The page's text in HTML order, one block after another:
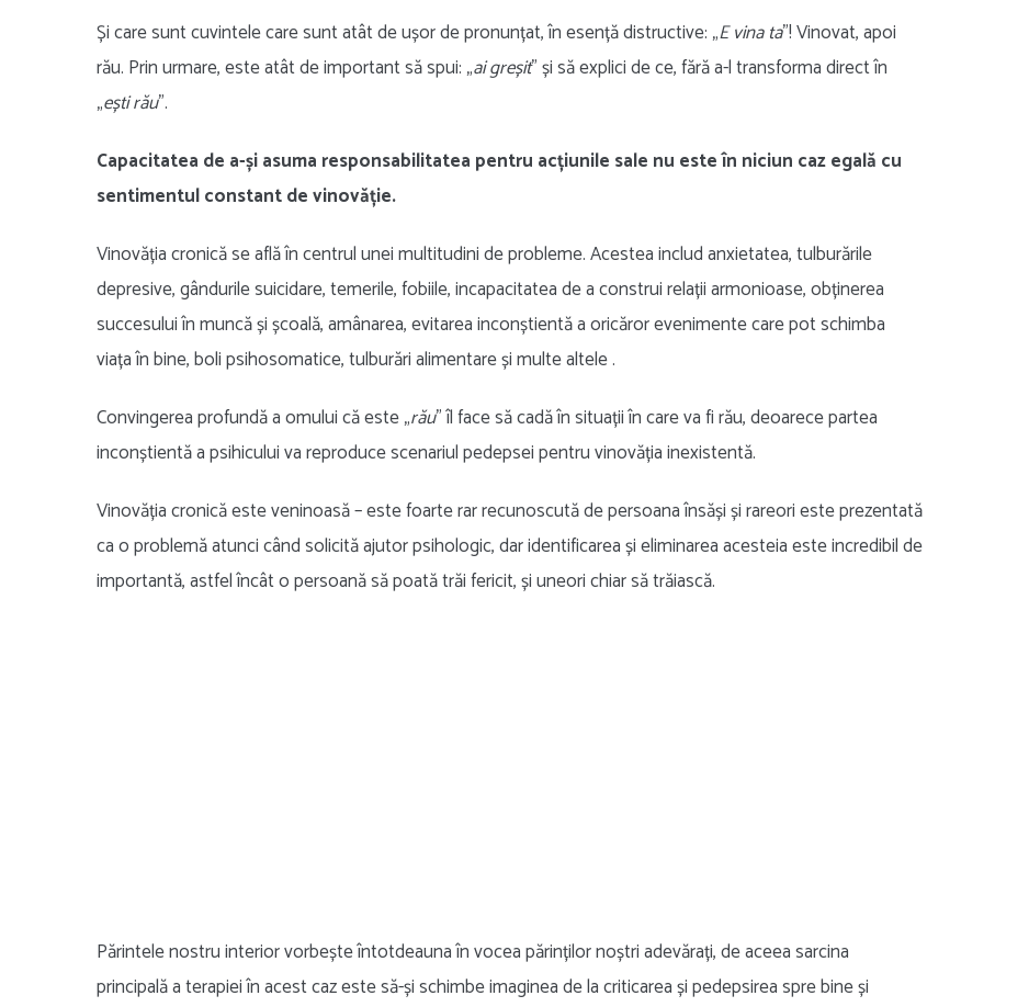
Și care sunt cuvintele care sunt atât de ușor de pronunțat, în esență distructive: „E vina ta”! Vinovat, apoi
rău. Prin urmare, este atât de important să spui: „ai greșit” și să explici de ce, fără a-l transforma direct în
„ești rău”.
Capacitatea de a-și asuma responsabilitatea pentru acțiunile sale nu este în niciun caz egală cu
sentimentul constant de vinovăție.
Vinovăția cronică se află în centrul unei multitudini de probleme. Acestea includ anxietatea, tulburările
depresive, gândurile suicidare, temerile, fobiile, incapacitatea de a construi relații armonioase, obținerea
succesului în muncă și școală, amânarea, evitarea inconștientă a oricăror evenimente care pot schimba
viața în bine, boli psihosomatice, tulburări alimentare și multe altele .
Convingerea profundă a omului că este „rău” îl face să cadă în situații în care va fi rău, deoarece partea
inconștientă a psihicului va reproduce scenariul pedepsei pentru vinovăția inexistentă.
Vinovăția cronică este veninoasă – este foarte rar recunoscută de persoana însăși și rareori este prezentată
ca o problemă atunci când solicită ajutor psihologic, dar identificarea și eliminarea acesteia este incredibil de
importantă, astfel încât o persoană să poată trăi fericit, și uneori chiar să trăiască.
Părintele nostru interior vorbește întotdeauna în vocea părinților noștri adevărați, de aceea sarcina
principală a terapiei în acest caz este să-și schimbe imaginea de la criticarea și pedepsirea spre bine și